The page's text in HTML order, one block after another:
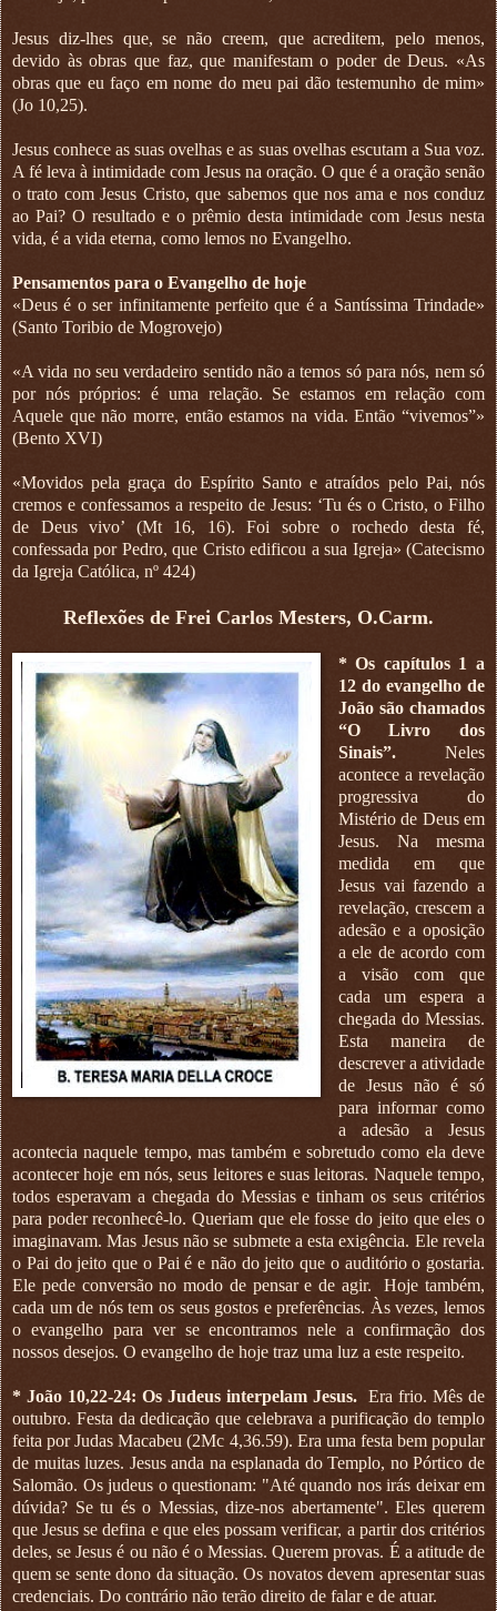
Jesus diz-lhes que, se não creem, que acreditem, pelo menos,
devido às obras que faz, que manifestam o poder de Deus. «As
obras que eu faço em nome do meu pai dão testemunho de mim»
(Jo 10,25).
Jesus conhece as suas ovelhas e as suas ovelhas escutam a Sua voz.
A fé leva à intimidade com Jesus na oração. O que é a oração senão
o trato com Jesus Cristo, que sabemos que nos ama e nos conduz
ao Pai? O resultado e o prêmio desta intimidade com Jesus nesta
vida, é a vida eterna, como lemos no Evangelho.
Pensamentos para o Evangelho de hoje
«Deus é o ser infinitamente perfeito que é a Santíssima Trindade»
(Santo Toribio de Mogrovejo)
«A vida no seu verdadeiro sentido não a temos só para nós, nem só
por nós próprios: é uma relação. Se estamos em relação com
Aquele que não morre, então estamos na vida. Então “vivemos”»
(Bento XVI)
«Movidos pela graça do Espírito Santo e atraídos pelo Pai, nós
cremos e confessamos a respeito de Jesus: ‘Tu és o Cristo, o Filho
de Deus vivo’ (Mt 16, 16). Foi sobre o rochedo desta fé,
confessada por Pedro, que Cristo edificou a sua Igreja» (Catecismo
da Igreja Católica, nº 424)
Reflexões de Frei Carlos Mesters, O.Carm.
* Os capítulos 1 a
12 do evangelho de
João são chamados
“O Livro dos
Sinais”.Neles
acontece a revelação
progressiva do
Mistério de Deus em
Jesus. Na mesma
medida em que
Jesus vai fazendo a
revelação, crescem a
adesão e a oposição
a ele de acordo com
a visão com que
cada um espera a
chegada do Messias.
Esta maneira de
descrever a atividade
de Jesus não é só
para informar como
a adesão a Jesus
acontecia naquele tempo, mas também e sobretudo como ela deve
acontecer hoje em nós, seus leitores e suas leitoras. Naquele tempo,
todos esperavam a chegada do Messias e tinham os seus critérios
para poder reconhecê-lo. Queriam que ele fosse do jeito que eles o
imaginavam. Mas Jesus não se submete a esta exigência. Ele revela
o Pai do jeito que o Pai é e não do jeito que o auditório o gostaria.
Ele pede conversão no modo de pensar e de agir.
Hoje também,
cada um de nós tem os seus gostos e preferências. Às vezes, lemos
o evangelho para ver se encontramos nele a confirmação dos
nossos desejos. O evangelho de hoje traz uma luz a este respeito.
* João 10,22-24: Os Judeus interpelam Jesus. Era frio. Mês de
outubro. Festa da dedicação que celebrava a purificação do templo
feita por Judas Macabeu (2Mc 4,36.59). Era uma festa bem popular
de muitas luzes. Jesus anda na esplanada do Templo, no Pórtico de
Salomão. Os judeus o questionam: "Até quando nos irás deixar em
dúvida? Se tu és o Messias, dize-nos abertamente". Eles querem
que Jesus se defina e que eles possam verificar, a partir dos critérios
deles, se Jesus é ou não é o Messias. Querem provas. É a atitude de
quem se sente dono da situação. Os novatos devem apresentar suas
credenciais. Do contrário não terão direito de falar e de atuar.